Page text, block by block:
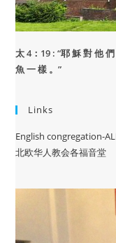
太 4：19 : “耶 穌 對 他
魚 一 樣 。”
Links
English congregation-
北欧华人教会各福音堂